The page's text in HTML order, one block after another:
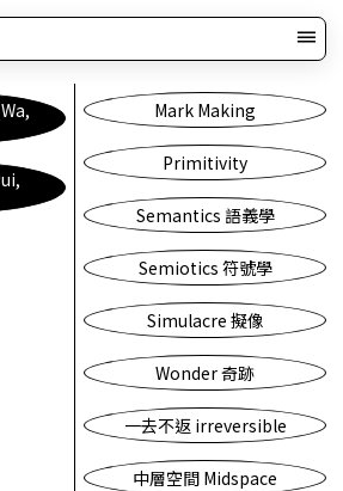
Mark Making
Primitivity
Semantics 語義學
Semiotics 符號學
Simulacre 擬像
Wonder 奇跡
一去不返 irreversible
中層空間 Midspace